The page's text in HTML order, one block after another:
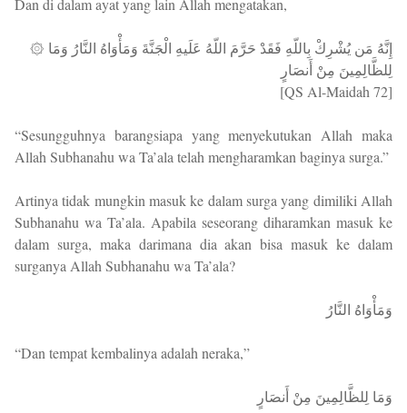
Dan di dalam ayat yang lain Allah mengatakan,
۞ إِنَّهُ مَن يُشْرِكْ بِاللّهِ فَقَدْ حَرَّمَ اللّهُ عَلَيهِ الْجَنَّةَ وَمَأْوَاهُ النَّارُ وَمَا
لِلظَّالِمِينَ مِنْ أَنصَارٍ
[QS Al-Maidah 72]
“Sesungguhnya barangsiapa yang menyekutukan Allah maka
Allah Subhanahu wa Ta’ala telah mengharamkan baginya surga.”
Artinya tidak mungkin masuk ke dalam surga yang dimiliki Allah
Subhanahu wa Ta’ala. Apabila seseorang diharamkan masuk ke
dalam surga, maka darimana dia akan bisa masuk ke dalam
surganya Allah Subhanahu wa Ta’ala?
وَمَأْوَاهُ النَّارُ
“Dan tempat kembalinya adalah neraka,”
وَمَا لِلظَّالِمِينَ مِنْ أَنصَارٍ